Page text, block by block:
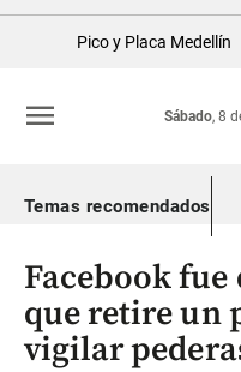
Colombia
Pico y Placa Medellín
Sábado, 8
menu
Temas recomendados
Facebook
que retire un
vigilar